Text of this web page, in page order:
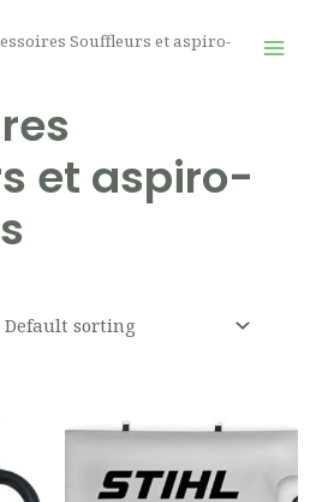
Souffleurs et aspiro-
et aspiro-